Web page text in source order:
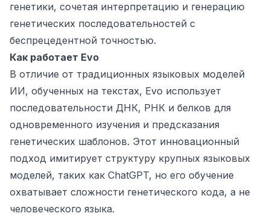
генетики, сочетая интерпретацию и генерацию
генетических последовательностей с
беспрецедентной точностью.
Как работает Evo
В отличие от традиционных языковых моделей
ИИ, обученных на текстах, Evo использует
последовательности ДНК, РНК и белков для
одновременного изучения и предсказания
генетических шаблонов. Этот инновационный
подход имитирует структуру крупных языковых
моделей, таких как ChatGPT, но его обучение
охватывает сложности генетического кода, а не
человеческого языка.